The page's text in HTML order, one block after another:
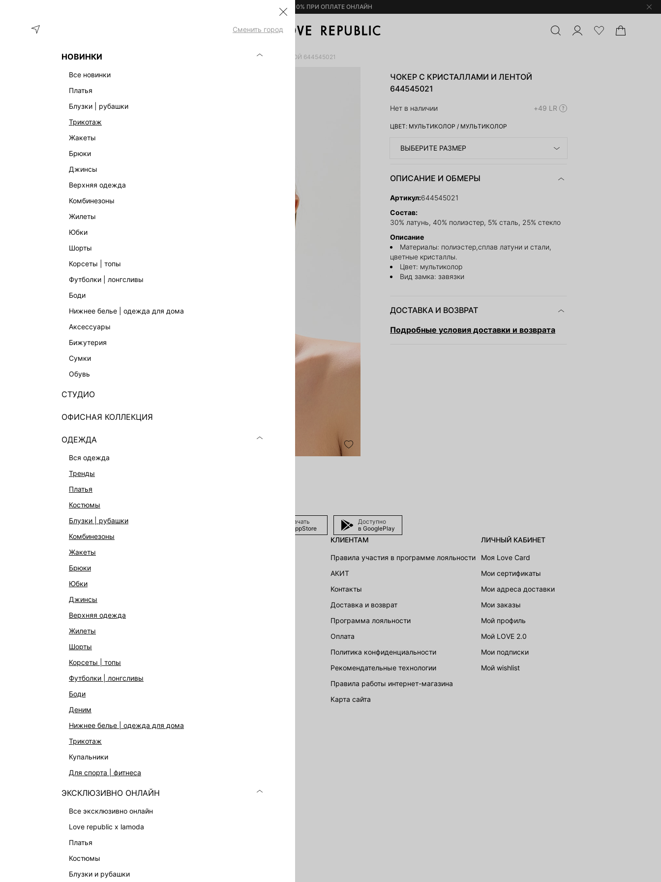
– 10% ПРИ ОПЛАТЕ ОНЛАЙН
Сменить город
НОВИНКИ
все новинки
платья
блузки | рубашки
трикотаж
жакеты
брюки
джинсы
верхняя одежда
комбинезоны
жилеты
юбки
шорты
корсеты | топы
футболки | лонгсливы
боди
нижнее белье | одежда для дома
аксессуары
бижутерия
сумки
обувь
СТУДИО
ОФИСНАЯ КОЛЛЕКЦИЯ
ОДЕЖДА
вся одежда
тренды
платья
костюмы
блузки | рубашки
комбинезоны
жакеты
брюки
юбки
джинсы
верхняя одежда
жилеты
шорты
корсеты | топы
футболки | лонгсливы
боди
деним
нижнее белье | одежда для дома
трикотаж
купальники
для спорта | фитнеса
ЭКСКЛЮЗИВНО ОНЛАЙН
все эксклюзивно онлайн
love republic x lamoda
платья
костюмы
блузки и рубашки
УКРАШЕНИЯ ЧОКЕР С КРИСТАЛЛАМИ И ЛЕНТОЙ 644545021
ЧОКЕР С КРИСТАЛЛАМИ И ЛЕНТОЙ
644545021
Нет в наличии +49 LR
ЦВЕТ: МУЛЬТИКОЛОР / МУЛЬТИКОЛОР
ВЫБЕРИТЕ РАЗМЕР
ОПИСАНИЕ И ОБМЕРЫ
Артикул:644545021
Состав:
30% латунь, 40% полиэстер, 5% сталь, 25% стекло
Описание
Материалы: полиэстер,сплав латуни и стали,
цветные кристаллы.
Цвет: мультиколор
Вид замка: завязки
ДОСТАВКА И ВОЗВРАТ
Подробные условия доставки и возврата
Скачать
в AppStore
Доступно
в GooglePlay
ОФИСНАЯ КОЛЛЕКЦИЯ
ЭКСКЛЮЗИВНО ОНЛАЙН
АКСЕССУАРЫ | УКРАШЕНИЯ
ФИНАЛЬНАЯ РАСПРОДАЖА
ПОДАРОЧНЫЕ СЕРТИФИКАТЫ
БАЛЬЗАМЫ-ТИНТЫ
ЛИМИТИРОВАННЫЕ КОЛЛЕКЦИИ
КАПСУЛЬНЫЙ ГАРДЕРОБ
БОХО-ШИК
В ОТТЕНКАХ СЕРОГО
LOVE REPUBLIC MAISON
ДАЙДЖЕСТ
КЛИЕНТАМ
Правила участия в программе лояльности
АКИТ
Контакты
Доставка и возврат
Программа лояльности
Оплата
Политика конфиденциальности
Рекомендательные технологии
Правила работы интернет-магазина
карта сайта
ЛИЧНЫЙ КАБИНЕТ
Моя Love Card
Мои сертификаты
Мои адреса доставки
Мои заказы
Мой профиль
Мой LOVE 2.0
Мои подписки
Мой wishlist